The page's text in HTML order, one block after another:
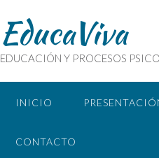
EducaViva
EDUCACIÓN Y PROCESOS
INICIO
CONTACTO